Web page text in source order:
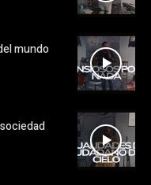
mundo